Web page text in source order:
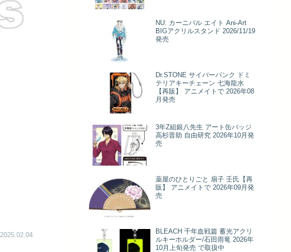
2025.02.04
NU: カーニバル エイト Ani-Art
BIGアクリルスタンド 2026/11/19
発売
Dr.STONE サイバーパンク ドミ
テリアキーチェーン 七海龍水
【再販】 アニメイトで 2026年08
月発売
3年Z組銀八先生 アート缶バッジ
高杉晋助 自由研究 2026年10月発
売
薬屋のひとりごと 扇子 壬氏【再
販】 アニメイトで 2026年09月発
売
BLEACH 千年血戦篇 蓄光アクリ
ルキーホルダー/石田雨竜 2026年
10月上旬発売 で取扱中